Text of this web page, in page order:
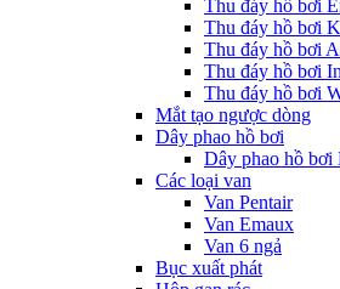
Thu đáy hồ bơi
Thu đáy hồ bơi
Thu đáy hồ bơi
Thu đáy hồ bơi
Thu đáy hồ bơi
Mắt tạo ngược dòng
Dây phao hồ bơi
Dây phao hồ bơi
Các loại van
Van Pentair
Van Emaux
Van 6 ngả
Bục xuất phát